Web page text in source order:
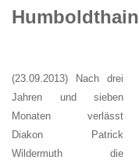
Humboldthain
(23.09.2013) Nach drei
Jahren und sieben
Monaten verlässt
Diakon Patrick
Wildermuth die